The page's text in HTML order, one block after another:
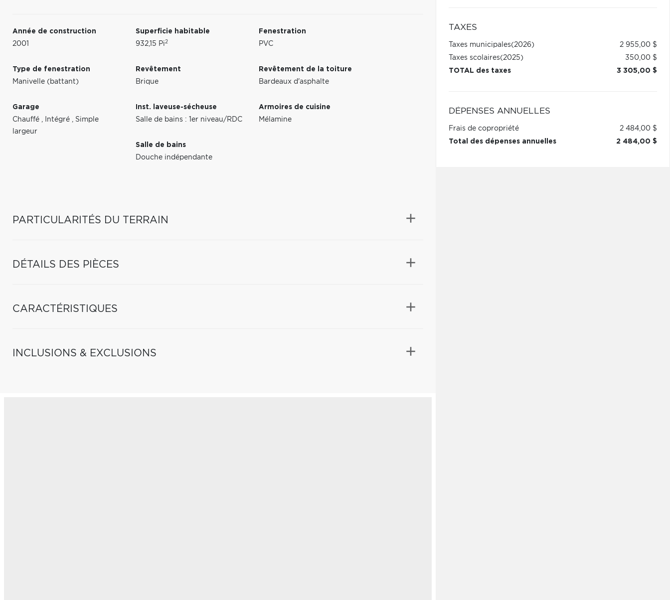
Année de construction
2001
Superficie habitable
932,15 Pi2
Fenestration
PVC
Type de fenestration
Manivelle (battant)
Revêtement
Brique
Revêtement de la toiture
Bardeaux d'asphalte
Garage
Chauffé , Intégré , Simple
largeur
Inst. laveuse-sécheuse
Salle de bains : 1er niveau/RDC
Armoires de cuisine
Mélamine
Salle de bains
Douche indépendante
PARTICULARITÉS DU TERRAIN
DÉTAILS DES PIÈCES
CARACTÉRISTIQUES
INCLUSIONS & EXCLUSIONS
TAXES
Taxes municipales(2026)
2 955,00 $
Taxes scolaires(2025)
350,00 $
TOTAL des taxes
3 305,00 $
DÉPENSES ANNUELLES
Frais de copropriété
2 484,00 $
Total des dépenses annuelles
2 484,00 $